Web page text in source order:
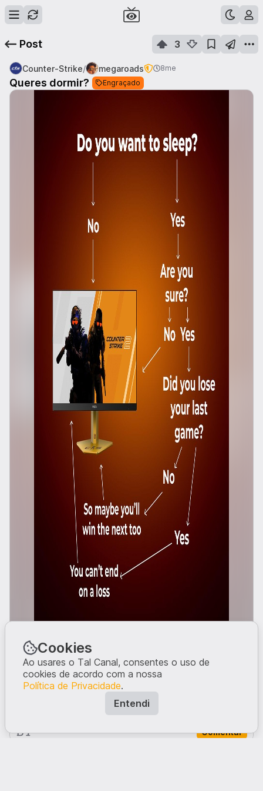
Post 3
Counter-Strike/ megaroads 8me
Queres dormir? Engraçado
Counter-Strike
Se queres ver mais posts do género, subscreve o
canal.
Comentar
Cookies
Ao usares o Tal Canal, consentes o uso de
cookies de acordo com a nossa
Política de Privacidade.
Entendi